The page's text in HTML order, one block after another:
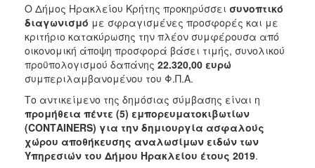
ΔΗΜΟΤΗΣ
ΕΠΙΣΚΕΠΤΗΣ
ΗΡΑΚΛΕΙΟ
Ο Δήμος Ηρακλείου Κρήτης προκηρύσσει συνοπτικό
διαγωνισμό με σφραγισμένες προσφορές και με
κριτήριο κατακύρωσης την πλέον συμφέρουσα από
οικονομική άποψη προσφορά βάσει τιμής, συνολικού
προϋπολογισμού δαπάνης 22.320,00 ευρώ
συμπεριλαμβανομένου του Φ.Π.Α.
Το αντικείμενο της δημόσιας σύμβασης είναι η
προμήθεια πέντε (5) εμπορευματοκιβωτίων
(CONTΑINERS) για την δημιουργία ασφαλούς
χώρου αποθήκευσης αναλωσίμων ειδών των
Υπηρεσιών του Δήμου Ηρακλείου έτους 2019.